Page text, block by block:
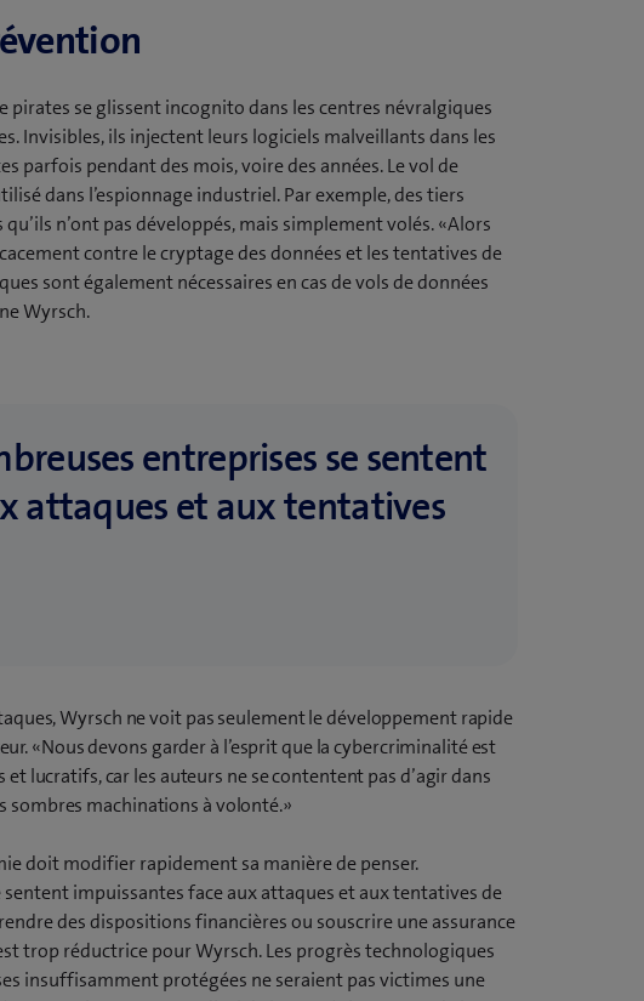
pirates se glissent incognito dans les centres névralgiques
Invisibles, ils injectent leurs logiciels malveillants dans les
parfois pendant des mois, voire des années. Le vol de
dans l’espionnage industriel. Par exemple, des tiers
n’ont pas développés, mais simplement volés. «Alors
contre le cryptage des données et les tentatives de
sont également nécessaires en cas de vols de données
Wyrsch.
entreprises se sentent
attaques et aux tentatives
Wyrsch ne voit pas seulement le développement rapide
«Nous devons garder à l’esprit que la cybercriminalité est
lucratifs, car les auteurs ne se contentent pas d’agir dans
sombres machinations à volonté.»
doit modifier rapidement sa manière de penser.
impuissantes face aux attaques et aux tentatives de
des dispositions financières ou souscrire une assurance
trop réductrice pour Wyrsch. Les progrès technologiques
insuffisamment protégées ne seraient pas victimes une